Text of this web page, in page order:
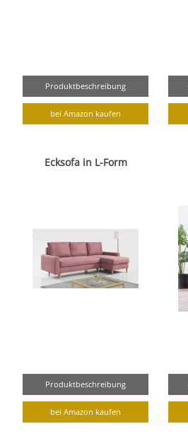
Produktbeschreibung
bei Amazon kaufen
Ecksofa in L-Form
Produktbeschreibung
bei Amazon kaufen